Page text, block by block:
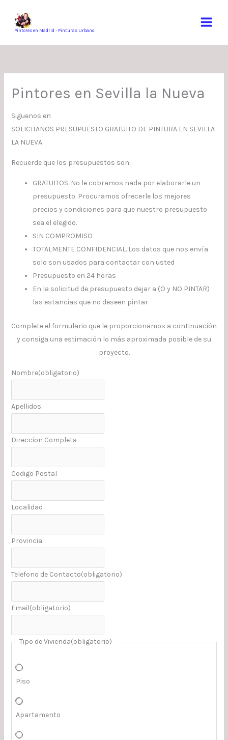
contenidoPintores en Madrid - Pinturas Urbano
Pintores en Sevilla la Nueva
Siguenos en
SOLICITANOS PRESUPUESTO GRATUITO DE PINTURA EN SEVILLA
LA NUEVA
Recuerde que los presupuestos son:
GRATUITOS. No le cobramos nada por elaborarle un
presupuesto. Procuramos ofrecerle los mejores
precios y condiciones para que nuestro presupuesto
sea el elegido.
SIN COMPROMISO
TOTALMENTE CONFIDENCIAL. Los datos que nos envía
solo son usados para contactar con usted
Presupuesto en 24 horas
En la solicitud de presupuesto dejar a (O y NO PINTAR)
las estancias que no deseen pintar
Complete el formulario que le proporcionamos a continuación
y consiga una estimación lo más aproximada posible de su
proyecto.
Nombre(obligatorio)
Apellidos
Direccion Completa
Codigo Postal
Localidad
Provincia
Telefono de Contacto(obligatorio)
Email(obligatorio)
Tipo de Vivienda(obligatorio)
Piso
Apartamento